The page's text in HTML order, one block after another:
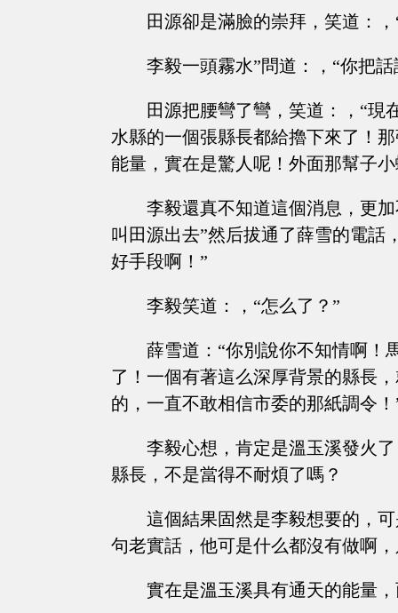
田源卻是滿臉的崇拜，笑道：
李毅一頭霧水”問道：，“你把
田源把腰彎了彎，笑道：，“現
水縣的一個張縣長都給擼下來了！
能量，實在是驚人呢！外面那幫子
李毅還真不知道這個消息，更
叫田源出去”然后拔通了薛雪的電話
好手段啊！”
李毅笑道：，“怎么了？”
薛雪道：“你別說你不知情啊！
了！一個有著這么深厚背景的縣長
的，一直不敢相信市委的那紙調令！
李毅心想，肯定是溫玉溪發火
縣長，不是當得不耐煩了嗎？
這個結果固然是李毅想要的，
句老實話，他可是什么都沒有做啊
實在是溫玉溪具有通天的能量